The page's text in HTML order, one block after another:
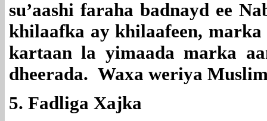
su’aashi faraha badnayd ee
khilaafka ay khilaafeen,
kartaan la yimaada marka
dheerada. Waxa weriya
5. Fadliga Xajka